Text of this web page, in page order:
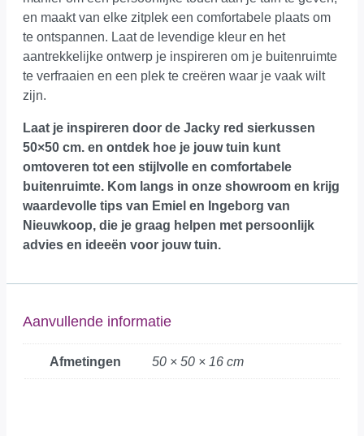
en maakt van elke zitplek een comfortabele plaats om
te ontspannen. Laat de levendige kleur en het
aantrekkelijke ontwerp je inspireren om je buitenruimte
te verfraaien en een plek te creëren waar je vaak wilt
zijn.
Laat je inspireren door de Jacky red sierkussen
50×50 cm. en ontdek hoe je jouw tuin kunt
omtoveren tot een stijlvolle en comfortabele
buitenruimte. Kom langs in onze showroom en krijg
waardevolle tips van Emiel en Ingeborg van
Nieuwkoop, die je graag helpen met persoonlijk
advies en ideeën voor jouw tuin.
Aanvullende informatie
Afmetingen 50 × 50 × 16 cm